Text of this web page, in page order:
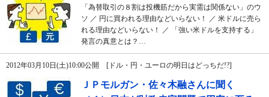
「為替取引の８割は投機筋だから実需は関係ない」のウ
ソ ／ 円に買われる理由などいらない！ ／ 米ドルに売ら
れる理由などいらない！ ／ 「強い米ドルを支持する」
発言の真意とは？…
2012年03月10日(土)10:00公開 [ドル・円・ユーロの明日はどっちだ!?]
ＪＰモルガン・佐々木融さんに聞く